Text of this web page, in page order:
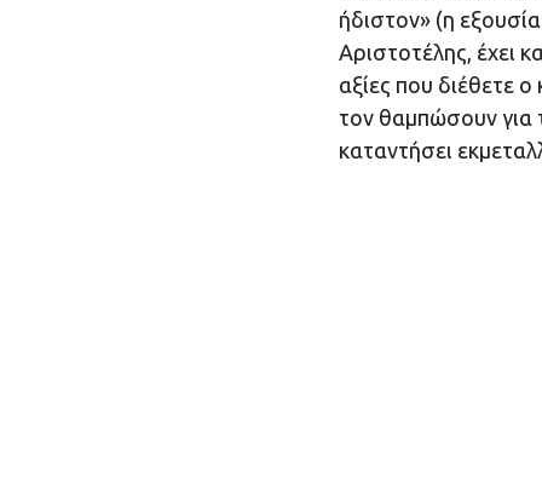
ήδιστον» (η
Αριστοτέλης, έχει
αξίες που διέθετε
τον θαμπώσουν για
καταντήσει